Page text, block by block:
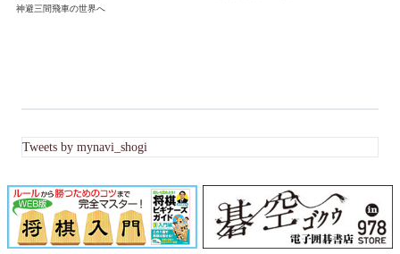
神避三間飛車の世界へ
Tweets by mynavi_shogi